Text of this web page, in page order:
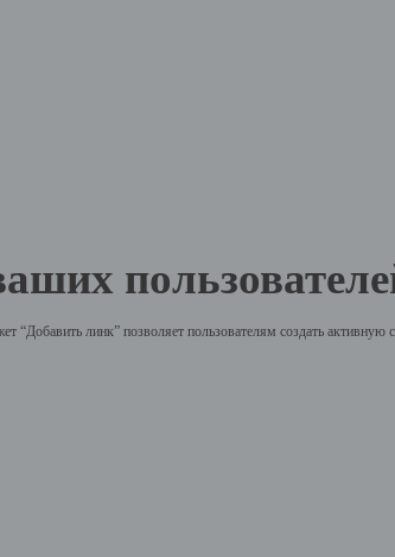
линк” позволяет пользователям создать активную